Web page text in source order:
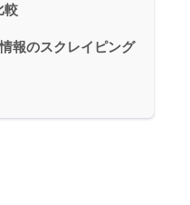
較
報のスクレイピング